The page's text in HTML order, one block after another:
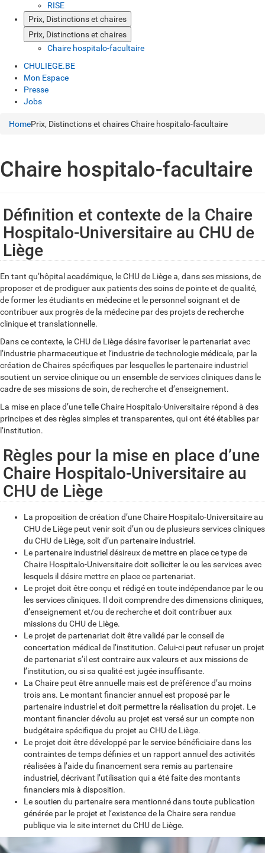
RISE
Prix, Distinctions et chaires
Prix, Distinctions et chaires
Chaire hospitalo-facultaire
CHULIEGE.BE
Mon Espace
Presse
Jobs
HomePrix, Distinctions et chairesChaire hospitalo-facultaire
Chaire hospitalo-facultaire
Définition et contexte de la Chaire
Hospitalo-Universitaire au CHU de
Liège
En tant qu’hôpital académique, le CHU de Liège a, dans ses missions, de
proposer et de prodiguer aux patients des soins de pointe et de qualité,
de former les étudiants en médecine et le personnel soignant et de
contribuer aux progrès de la médecine par des projets de recherche
clinique et translationnelle.
Dans ce contexte, le CHU de Liège désire favoriser le partenariat avec
l’industrie pharmaceutique et l’industrie de technologie médicale, par la
création de Chaires spécifiques par lesquelles le partenaire industriel
soutient un service clinique ou un ensemble de services cliniques dans le
cadre de ses missions de soin, de recherche et d’enseignement.
La mise en place d’une telle Chaire Hospitalo-Universitaire répond à des
principes et des règles simples et transparentes, qui ont été établies par
l’institution.
Règles pour la mise en place d’une
Chaire Hospitalo-Universitaire au
CHU de Liège
La proposition de création d’une Chaire Hospitalo-Universitaire au
CHU de Liège peut venir soit d’un ou de plusieurs services cliniques
du CHU de Liège, soit d’un partenaire industriel.
Le partenaire industriel désireux de mettre en place ce type de
Chaire Hospitalo-Universitaire doit solliciter le ou les services avec
lesquels il désire mettre en place ce partenariat.
Le projet doit être conçu et rédigé en toute indépendance par le ou
les services cliniques. Il doit comprendre des dimensions cliniques,
d’enseignement et/ou de recherche et doit contribuer aux
missions du CHU de Liège.
Le projet de partenariat doit être validé par le conseil de
concertation médical de l’institution. Celui-ci peut refuser un projet
de partenariat s’il est contraire aux valeurs et aux missions de
l’institution, ou si sa qualité est jugée insuffisante.
La Chaire peut être annuelle mais est de préférence d’au moins
trois ans. Le montant financier annuel est proposé par le
partenaire industriel et doit permettre la réalisation du projet. Le
montant financier dévolu au projet est versé sur un compte non
budgétaire spécifique du projet au CHU de Liège.
Le projet doit être développé par le service bénéficiaire dans les
contraintes de temps définies et un rapport annuel des activités
réalisées à l’aide du financement sera remis au partenaire
industriel, décrivant l’utilisation qui a été faite des montants
financiers mis à disposition.
Le soutien du partenaire sera mentionné dans toute publication
générée par le projet et l’existence de la Chaire sera rendue
publique via le site internet du CHU de Liège.